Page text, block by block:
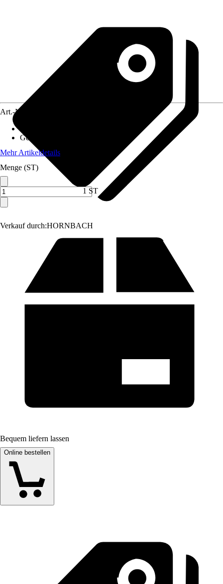
Verkauf durch:HORNBACH
Art.-Nr.
Geeignet für
Mehr Artikeldetails
Menge (ST)
1 ST
Bequem liefern lassen
Online bestellen